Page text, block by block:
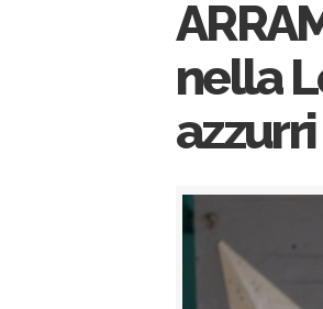
nella
azzurri